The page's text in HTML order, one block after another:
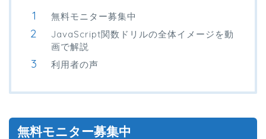
無料モニター募集中
JavaScript関数ドリルの全体イメージを動
画で解説
利用者の声
無料モニター募集中